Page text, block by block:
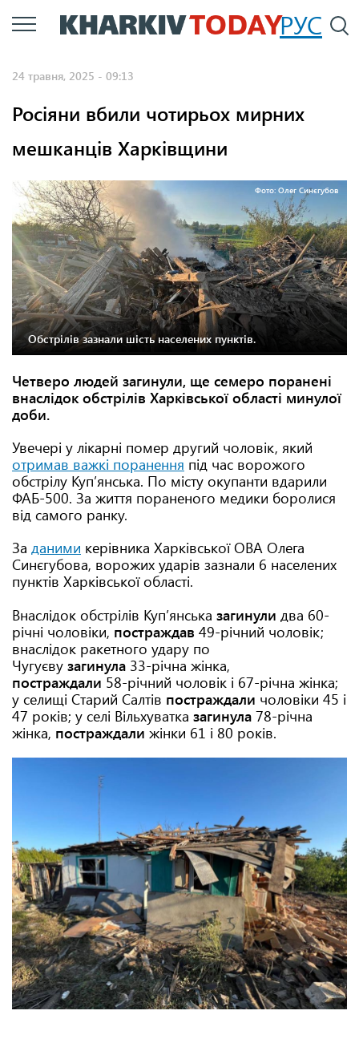
Перейти
до
РУС
24 травня, 2025 - 09:13
Росіяни вбили чотирьох мирних
мешканців Харківщини
Фото: Олег Синєгубов
Обстрілів зазнали шість населених пунктів.
Четверо людей загинули, ще семеро поранені
внаслідок обстрілів Харківської області минулої
доби.
Увечері у лікарні помер другий чоловік, який
отримав важкі поранення під час ворожого
обстрілу Куп’янська. По місту окупанти вдарили
ФАБ-500. За життя пораненого медики боролися
від самого ранку.
За даними керівника Харківської ОВА Олега
Синєгубова, ворожих ударів зазнали 6 населених
пунктів Харківської області.
Внаслідок обстрілів Куп’янська загинули два 60-
річні чоловіки, постраждав 49-річний чоловік;
внаслідок ракетного удару по
Чугуєву загинула 33-річна жінка,
постраждали 58-річний чоловік і 67-річна жінка;
у селищі Старий Салтів постраждали чоловіки 45 і
47 років; у селі Вільхуватка загинула 78-річна
жінка, постраждали жінки 61 і 80 років.